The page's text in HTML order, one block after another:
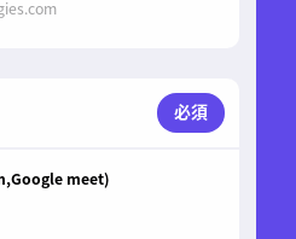
必須
meet)